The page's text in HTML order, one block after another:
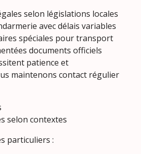
selon législations locales
avec délais variables
spéciales pour transport
documents officiels
patience et
maintenons contact régulier
selon contextes
particuliers :